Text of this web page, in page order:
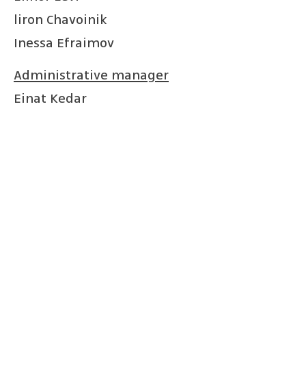
liron Chavoinik
Inessa Efraimov
Administrative manager
Einat Kedar